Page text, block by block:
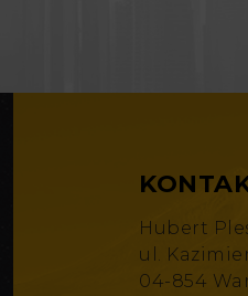
Hubert
ul.
04-854